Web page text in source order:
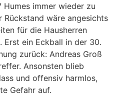
Humes immer wieder zu
Rückstand wäre angesichts
für die Hausherren
Erst ein Eckball in der 30.
zurück: Andreas Groß
Ansonsten blieb
und offensiv harmlos,
Gefahr auf.